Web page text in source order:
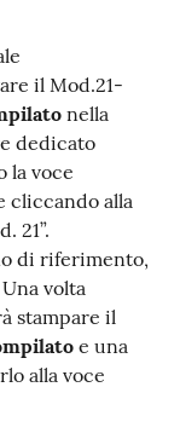
il Mod.21-
nella
dedicato
la voce
cliccando alla
21”.
di riferimento,
volta
stampare il
e una
alla voce